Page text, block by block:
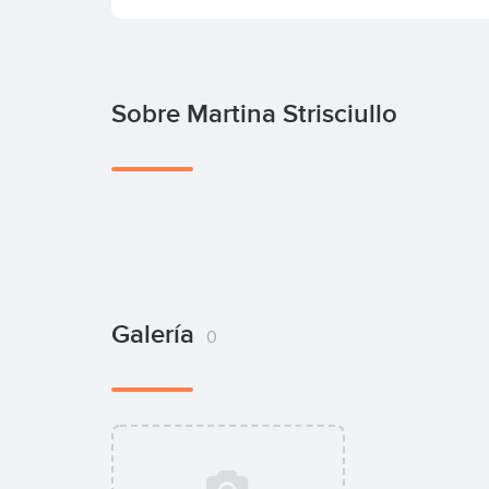
Sobre Martina Strisciullo
Galería 0